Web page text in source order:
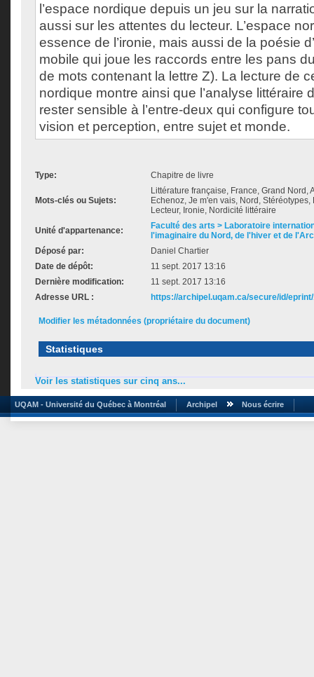
l’espace nordique depuis un jeu sur la
aussi sur les attentes du lecteur. L’espace
essence de l’ironie, mais aussi de la poésie
mobile qui joue les raccords entre les pans
de mots contenant la lettre Z). La lecture de
nordique montre ainsi que l’analyse littéraire
rester sensible à l’entre-deux qui configure
vision et perception, entre sujet et monde.
Type: Chapitre de livre
Mots-clés ou Sujets:
Littérature française, France, Grand Nord,
Echenoz, Je m'en vais, Nord,
Lecteur, Ironie, Nordicité littéraire
Unité d'appartenance:
Faculté des arts > Laboratoire
l'imaginaire du Nord, de l'hiver et de
Déposé par:
Daniel Chartier
Date de dépôt:
11 sept. 2017 13:16
Dernière modification:
11 sept. 2017 13:16
Adresse URL :
https://archipel.uqam.ca/secure/id/
Modifier les métadonnées (propriétaire du document)
Statistiques
Voir les statistiques sur cinq ans...
UQAM - Université du Québec à Montréal Archipel Nous écrire